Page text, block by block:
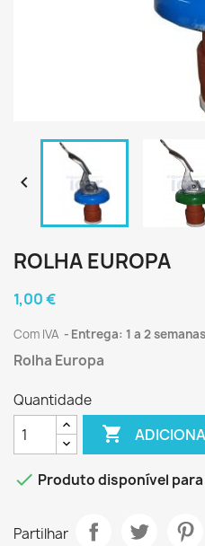

ROLHA EUROPA
1,00 €
Com IVA Entrega: 1 a 2 semanas
Rolha Europa
Quantidade

 Produto disponível
Partilhar